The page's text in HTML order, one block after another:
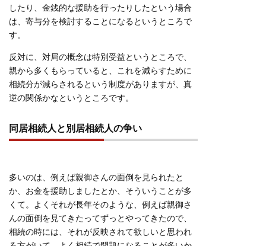
したり、金銭的な援助を行ったりしたという場合
は、寄与分を検討することになるというところで
す。
反対に、対局の概念は特別受益というところで、
親から多くもらっていると、これを減らすために
相続分が減らされるという制度がありますが、真
逆の関係かなというところです。
同居相続人と別居相続人の争い
多いのは、例えば親御さんの面倒を見られたと
か、お金を援助しましたとか、そういうことが多
くて。よくそれが長年そのような、例えば親御さ
んの面倒を見てきたってずっとやってきたので、
相続の時には、それが反映されて欲しいと思われ